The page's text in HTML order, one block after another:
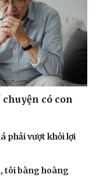
có con
phải vượt khỏi lợi
tôi bàng hoàng